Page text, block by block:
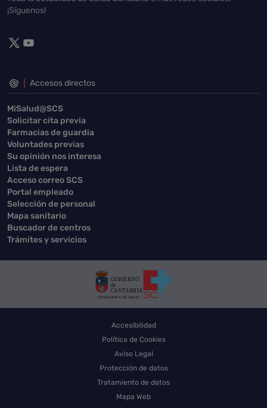
¡Síguenos!
Accesos directos
MiSalud@SCS
Solicitar cita previa
Farmacias de guardia
Voluntades previas
Su opinión nos interesa
Lista de espera
Acceso correo SCS
Portal empleado
Selección de personal
Mapa sanitario
Buscador de centros
Trámites y servicios
Accesibilidad
Política de Cookies
Aviso Legal
Protección de datos
Tratamiento de datos
Mapa Web